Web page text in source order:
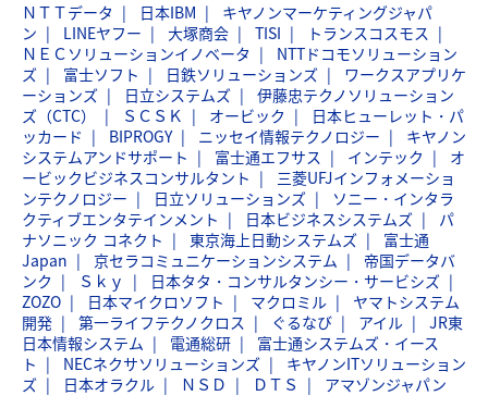
ＮＴＴデータ 日本IBM
キヤノンマーケティングジャパ
ン
LINEヤフー 大塚商会 TISI
トランスコスモス
ＮＥＣソリューションイノベータ
NTTドコモソリューション
ズ
富士ソフト 日鉄ソリューションズ
ワークスアプリケ
ーションズ
日立システムズ
伊藤忠テクノソリューション
ズ（CTC）
ＳＣＳＫ オービック
日本ヒューレット・パ
ッカード
BIPROGY ニッセイ情報テクノロジー
キヤノン
システムアンドサポート
富士通エフサス インテック
オ
ービックビジネスコンサルタント
三菱UFJインフォメーショ
ンテクノロジー
日立ソリューションズ
ソニー・インタラ
クティブエンタテインメント
日本ビジネスシステムズ
パ
ナソニック コネクト
東京海上日動システムズ
富士通
Japan
京セラコミュニケーションシステム
帝国データバ
ンク
Ｓｋｙ
日本タタ・コンサルタンシー・サービシズ
ZOZO
日本マイクロソフト マクロミル
ヤマトシステム
開発
第一ライフテクノクロス ぐるなび アイル
JR東
日本情報システム
電通総研
富士通システムズ・イース
ト
NECネクサソリューションズ
キヤノンITソリューション
ズ
日本オラクル ＮＳＤ ＤＴＳ アマゾンジャパン